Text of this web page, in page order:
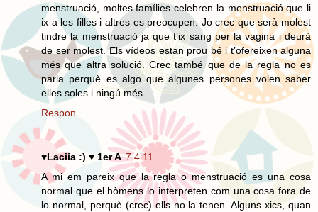
menstruació, moltes famílies celebren la menstruació que li
ix a les filles i altres es preocupen. Jo crec que serà molest
tindre la menstruació ja que t’ix sang per la vagina i deurà
de ser molest. Els vídeos estan prou bé i t’ofereixen alguna
més que altra solució. Crec també que de la regla no es
parla perquè es algo que algunes persones volen saber
elles soles i ningú més.
Respon
♥Laciia :) ♥ 1er A 7.4.11
A mi em pareix que la regla o menstruació es una cosa
normal que el hòmens lo interpreten com una cosa fora de
lo normal, perquè (crec) ells no la tenen. Alguns xics, quan